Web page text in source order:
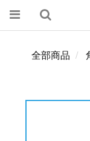
全部商品